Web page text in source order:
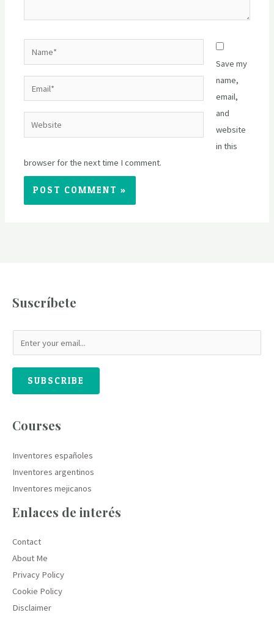
Website
Save my
name,
email,
and
website
in this
browser for the next time I comment.
Suscríbete
SUBSCRIBE
Courses
Inventores españoles
Inventores argentinos
Inventores mejicanos
Enlaces de interés
Contact
About Me
Privacy Policy
Cookie Policy
Disclaimer